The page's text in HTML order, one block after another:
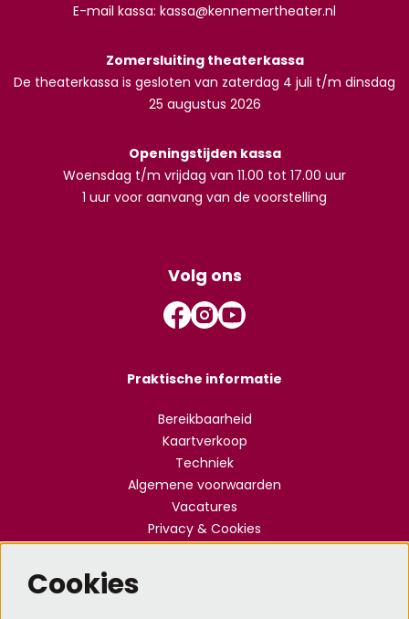
E-mail kassa: kassa@kennemertheater.nl
Zomersluiting theaterkassa
De theaterkassa is gesloten van zaterdag 4 juli t/m dinsdag
25 augustus 2026
Openingstijden kassa
Woensdag t/m vrijdag van 11.00 tot 17.00 uur
1 uur voor aanvang van de voorstelling
Volg ons
Praktische informatie
Bereikbaarheid
Kaartverkoop
Techniek
Algemene voorwaarden
Vacatures
Privacy & Cookies
Meld je aan voor de nieuwsbrief
Cookies